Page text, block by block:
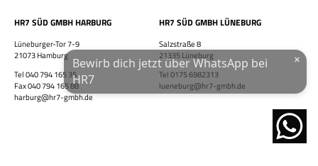
HR7 SÜD GMBH HARBURG
Lüneburger-Tor 7-9
21073 Hamburg
Tel 040 794 165 35
Fax 040 794 165 88
harburg@hr7-gmbh.de
HR7 SÜD GMBH LÜNEBURG
Salzstraße 8
21335 Lüneburg
Tel 0175 6982313
lueneburg@hr7-gmbh.de
Bewirb dich jetzt über WhatsApp bei
HR7
×
Ich habe dieDatenschutzerklärungund dasImpressumgelesen.